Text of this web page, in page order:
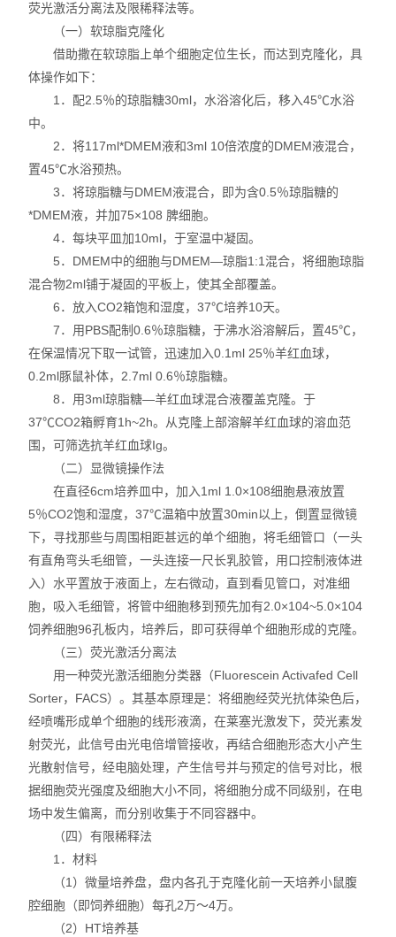
生物化学检测试剂盒
荧光检测简易装置
动植物病原体检测试剂盒
离子通道研究用多肽毒素
实验室个人防护产品
Matrigen弹性细胞培养板
DNA提取试剂盒
细胞生物学检测试剂盒
干细胞培养添加因子
食品安全检测试剂
实验室技术服务
荧光激活分离法及限稀释法等。
（一）软琼脂克隆化
借助撒在软琼脂上单个细胞定位生长，而达到克隆化，具
体操作如下：
1．配2.5％的琼脂糖30ml，水浴溶化后，移入45℃水浴
中。
2．将117ml*DMEM液和3ml 10倍浓度的DMEM液混合，
置45℃水浴预热。
3．将琼脂糖与DMEM液混合，即为含0.5％琼脂糖的
*DMEM液，并加75×108 脾细胞。
4．每块平皿加10ml，于室温中凝固。
5．DMEM中的细胞与DMEM—琼脂1:1混合，将细胞琼脂
混合物2ml铺于凝固的平板上，使其全部覆盖。
6．放入CO2箱饱和湿度，37℃培养10天。
7．用PBS配制0.6％琼脂糖，于沸水浴溶解后，置45℃，
在保温情况下取一试管，迅速加入0.1ml 25％羊红血球，
0.2ml豚鼠补体，2.7ml 0.6％琼脂糖。
8．用3ml琼脂糖—羊红血球混合液覆盖克隆。于
37℃CO2箱孵育1h~2h。从克隆上部溶解羊红血球的溶血范
围，可筛选抗羊红血球Ig。
（二）显微镜操作法
在直径6cm培养皿中，加入1ml 1.0×108细胞悬液放置
5％CO2饱和湿度，37℃温箱中放置30min以上，倒置显微镜
下，寻找那些与周围相距甚远的单个细胞，将毛细管口（一头
有直角弯头毛细管，一头连接一尺长乳胶管，用口控制液体进
入）水平置放于液面上，左右微动，直到看见管口，对准细
胞，吸入毛细管，将管中细胞移到预先加有2.0×104~5.0×104
饲养细胞96孔板内，培养后，即可获得单个细胞形成的克隆。
（三）荧光激活分离法
用一种荧光激活细胞分类器（Fluorescein Activafed Cell
Sorter，FACS）。其基本原理是：将细胞经荧光抗体染色后，
经喷嘴形成单个细胞的线形液滴，在莱塞光激发下，荧光素发
射荧光，此信号由光电倍增管接收，再结合细胞形态大小产生
光散射信号，经电脑处理，产生信号并与预定的信号对比，根
据细胞荧光强度及细胞大小不同，将细胞分成不同级别，在电
场中发生偏离，而分别收集于不同容器中。
（四）有限稀释法
1．材料
（1）微量培养盘，盘内各孔于克隆化前一天培养小鼠腹
腔细胞（即饲养细胞）每孔2万～4万。
（2）HT培养基